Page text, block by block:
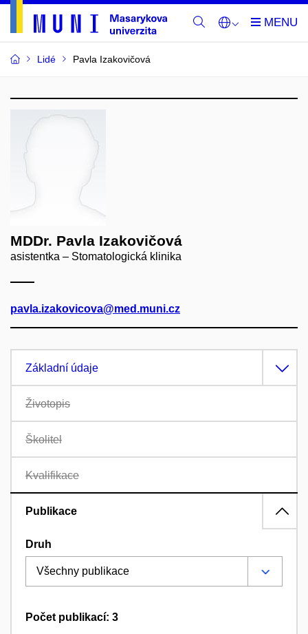
Lidé Pavla Izakovičová
MDDr. Pavla Izakovičová
asistentka – Stomatologická klinika
pavla.izakovicova@med.muni.cz
Základní údaje
Životopis
Školitel
Kvalifikace
Publikace
Druh
Počet publikací: 3